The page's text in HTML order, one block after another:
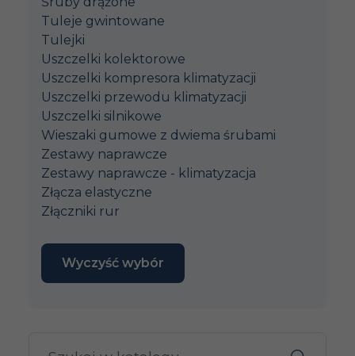
Tuleje gwintowane
Tulejki
Uszczelki kolektorowe
Uszczelki kompresora klimatyzacji
Uszczelki przewodu klimatyzacji
Uszczelki silnikowe
Wieszaki gumowe z dwiema śrubami
Zestawy naprawcze
Zestawy naprawcze - klimatyzacja
Złącza elastyczne
Złączniki rur
Wyczyść wybór